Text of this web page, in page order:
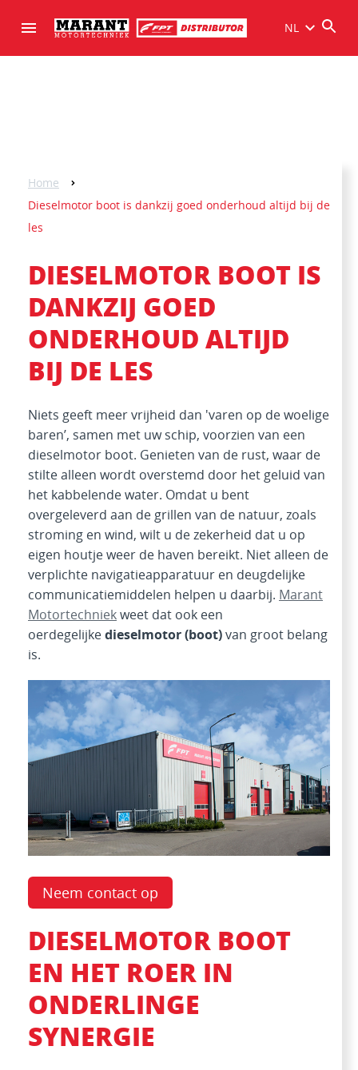
NL
Home
Dieselmotor boot is dankzij goed onderhoud altijd bij de
les
DIESELMOTOR BOOT IS
DANKZIJ GOED
ONDERHOUD ALTIJD
BIJ DE LES
Niets geeft meer vrijheid dan 'varen op de woelige
baren’, samen met uw schip, voorzien van een
dieselmotor boot. Genieten van de rust, waar de
stilte alleen wordt overstemd door het geluid van
het kabbelende water. Omdat u bent
overgeleverd aan de grillen van de natuur, zoals
stroming en wind, wilt u de zekerheid dat u op
eigen houtje weer de haven bereikt. Niet alleen de
verplichte navigatieapparatuur en deugdelijke
communicatiemiddelen helpen u daarbij. Marant
Motortechniekweet dat ook een
oerdegelijkedieselmotor (boot)van groot belang
is.
Neem contact op
DIESELMOTOR BOOT
EN HET ROER IN
ONDERLINGE
SYNERGIE